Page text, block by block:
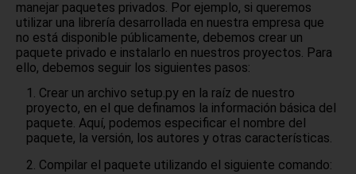
manejar paquetes privados. Por ejemplo, si queremos
utilizar una librería desarrollada en nuestra empresa que
no está disponible públicamente, debemos crear un
paquete privado e instalarlo en nuestros proyectos. Para
ello, debemos seguir los siguientes pasos:
Crear un archivo setup.py en la raíz de nuestro
proyecto, en el que definamos la información básica del
paquete. Aquí, podemos especificar el nombre del
paquete, la versión, los autores y otras características.
Compilar el paquete utilizando el siguiente comando: